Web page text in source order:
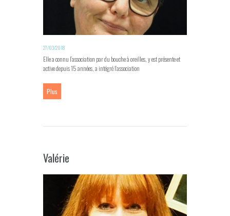
27/03/2018
Elle a connu l’association par du bouche à oreilles, y est présente et
active depuis 15 années, a intégré l’association
Plus
Valérie